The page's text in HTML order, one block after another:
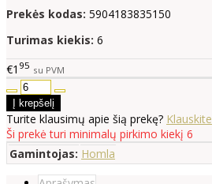
Prekės kodas: 5904183835150
Turimas kiekis: 6
€1 95 su PVM
Turite klausimų apie šią prekę? Klauskite
Ši prekė turi minimalų pirkimo kiekį 6
Gamintojas: Homla